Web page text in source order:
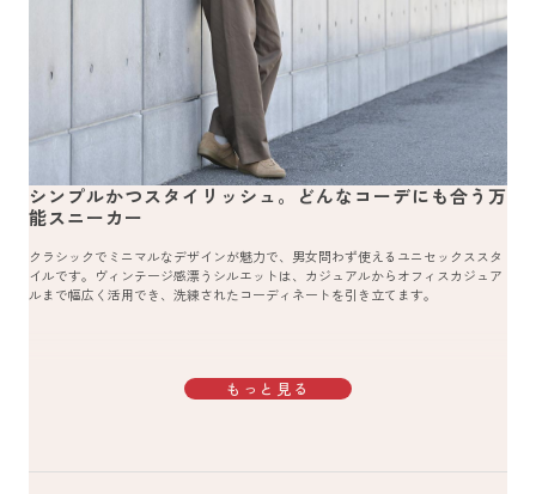
シンプルかつスタイリッシュ。どんなコーデにも合う万
能スニーカー
クラシックでミニマルなデザインが魅力で、男女問わず使えるユニセックススタ
イルです。ヴィンテージ感漂うシルエットは、カジュアルからオフィスカジュア
ルまで幅広く活用でき、洗練されたコーディネートを引き立てます。
もっと見る